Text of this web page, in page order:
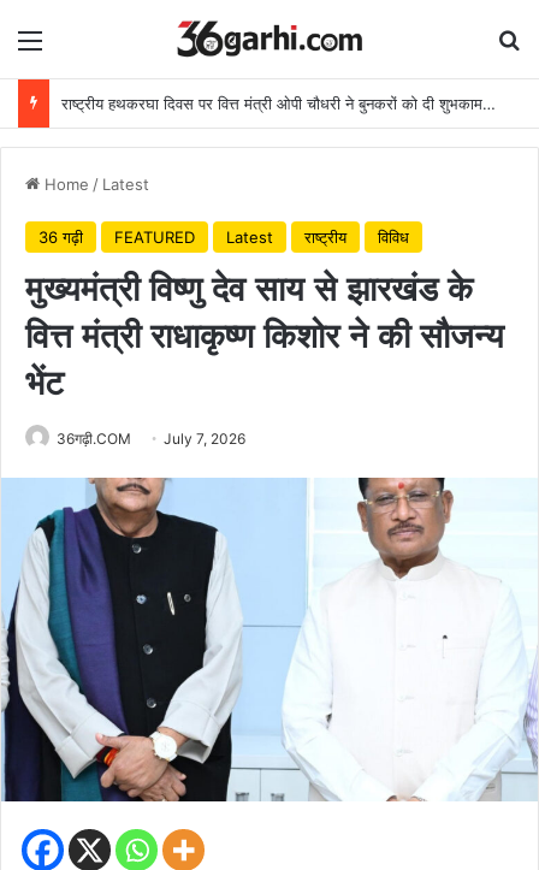
Menu
राष्ट्रीय हथकरघा दिवस पर वित्त मंत्री ओपी चौधरी ने बुनकरों को दी शुभकामनाएं
Home / Latest
36 गढ़ी FEATURED Latest राष्ट्रीय विविध
मुख्यमंत्री विष्णु देव साय से झारखंड के
वित्त मंत्री राधाकृष्ण किशोर ने की सौजन्य
भेंट
36गढ़ी.COM July 7, 2026